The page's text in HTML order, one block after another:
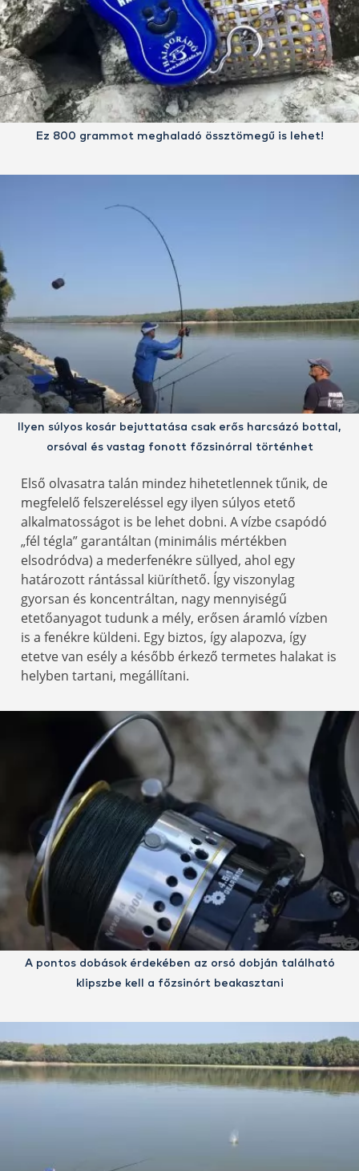
Ez 800 grammot meghaladó össztömegű is lehet!
Ilyen súlyos kosár bejuttatása csak erős harcsázó bottal,
orsóval és vastag fonott főzsinórral történhet
Első olvasatra talán mindez hihetetlennek tűnik, de
megfelelő felszereléssel egy ilyen súlyos etető
alkalmatosságot is be lehet dobni. A vízbe csapódó
„fél tégla” garantáltan (minimális mértékben
elsodródva) a mederfenékre süllyed, ahol egy
határozott rántással kiüríthető. Így viszonylag
gyorsan és koncentráltan, nagy mennyiségű
etetőanyagot tudunk a mély, erősen áramló vízben
is a fenékre küldeni. Egy biztos, így alapozva, így
etetve van esély a később érkező termetes halakat is
helyben tartani, megállítani.
A pontos dobások érdekében az orsó dobján található
klipszbe kell a főzsinórt beakasztani